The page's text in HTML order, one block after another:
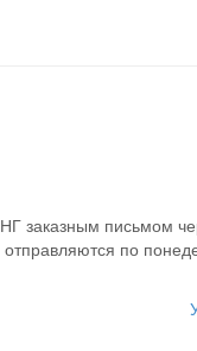
заказным письмом
отправляются по